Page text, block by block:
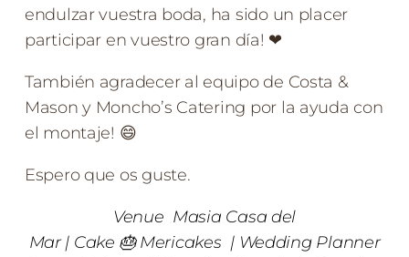
endulzar vuestra boda, ha sido un placer
participar en vuestro gran día! ❤
También agradecer al equipo de Costa &
Mason y Moncho’s Catering por la ayuda con
el montaje! 😄
Espero que os guste.
Venue Masia Casa del
Mar| Cake 🎂 Mericakes | Wedding Planner